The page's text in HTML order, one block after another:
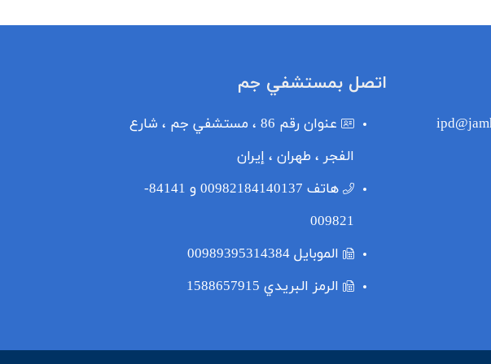
اتصل بمستشفي جم
عنوان
رقم 86 ، مستشفي جم ، شارع
الفجر ، طهران ، إيران
هاتف
00982184140137 و 84141-
009821
الموبایل 00989395314384
الرمز البريدي